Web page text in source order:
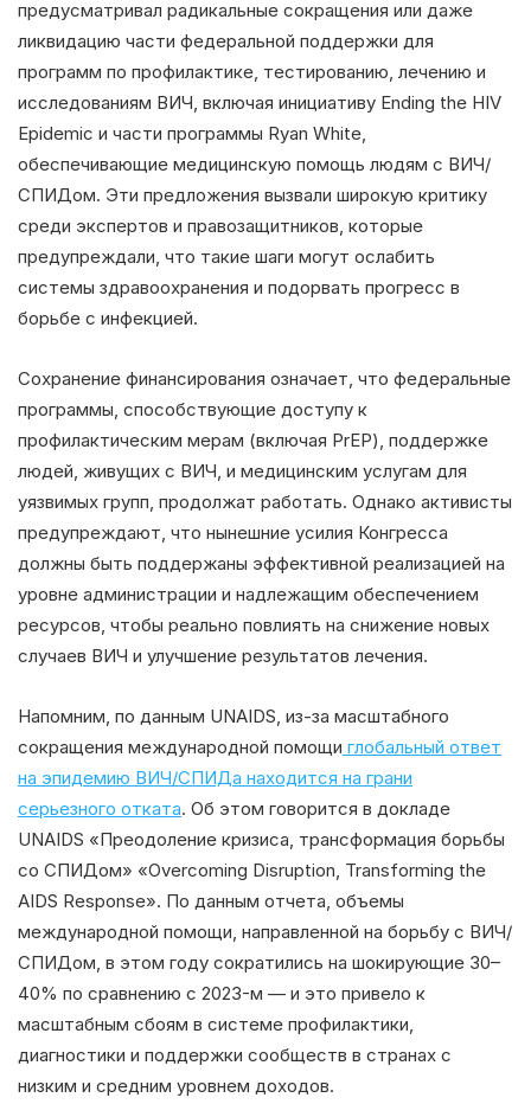
предусматривал радикальные сокращения или даже
ликвидацию части федеральной поддержки для
программ по профилактике, тестированию, лечению и
исследованиям ВИЧ, включая инициативу Ending the HIV
Epidemic и части программы Ryan White,
обеспечивающие медицинскую помощь людям с ВИЧ/
СПИДом. Эти предложения вызвали широкую критику
среди экспертов и правозащитников, которые
предупреждали, что такие шаги могут ослабить
системы здравоохранения и подорвать прогресс в
борьбе с инфекцией.
Сохранение финансирования означает, что федеральные
программы, способствующие доступу к
профилактическим мерам (включая PrEP), поддержке
людей, живущих с ВИЧ, и медицинским услугам для
уязвимых групп, продолжат работать. Однако активисты
предупреждают, что нынешние усилия Конгресса
должны быть поддержаны эффективной реализацией на
уровне администрации и надлежащим обеспечением
ресурсов, чтобы реально повлиять на снижение новых
случаев ВИЧ и улучшение результатов лечения.
Напомним, по данным UNAIDS, из-за масштабного
сокращения международной помощи глобальный ответ
на эпидемию ВИЧ/СПИДа находится на грани
серьезного отката. Об этом говорится в докладе
UNAIDS «Преодоление кризиса, трансформация борьбы
со СПИДом» «Overcoming Disruption, Transforming the
AIDS Response». По данным отчета, объемы
международной помощи, направленной на борьбу с ВИЧ/
СПИДом, в этом году сократились на шокирующие 30–
40% по сравнению с 2023-м — и это привело к
масштабным сбоям в системе профилактики,
диагностики и поддержки сообществ в странах с
низким и средним уровнем доходов.